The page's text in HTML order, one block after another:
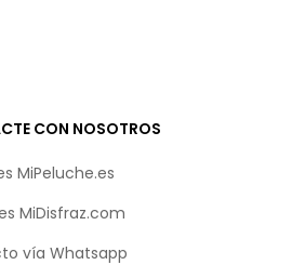
CON NOSOTROS
MiPeluche.es
MiDisfraz.com
vía Whatsapp